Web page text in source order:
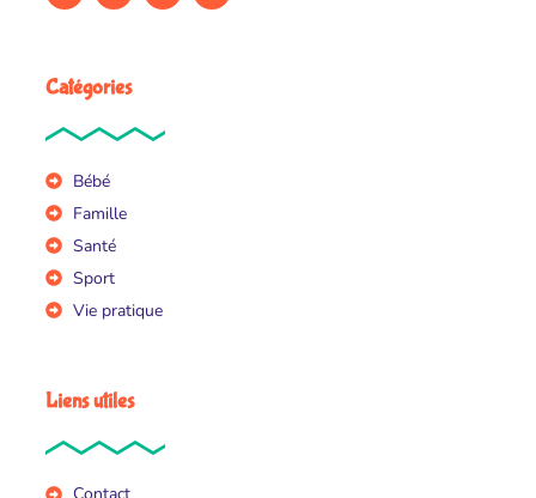
Catégories
Bébé
Famille
Santé
Sport
Vie pratique
Liens utiles